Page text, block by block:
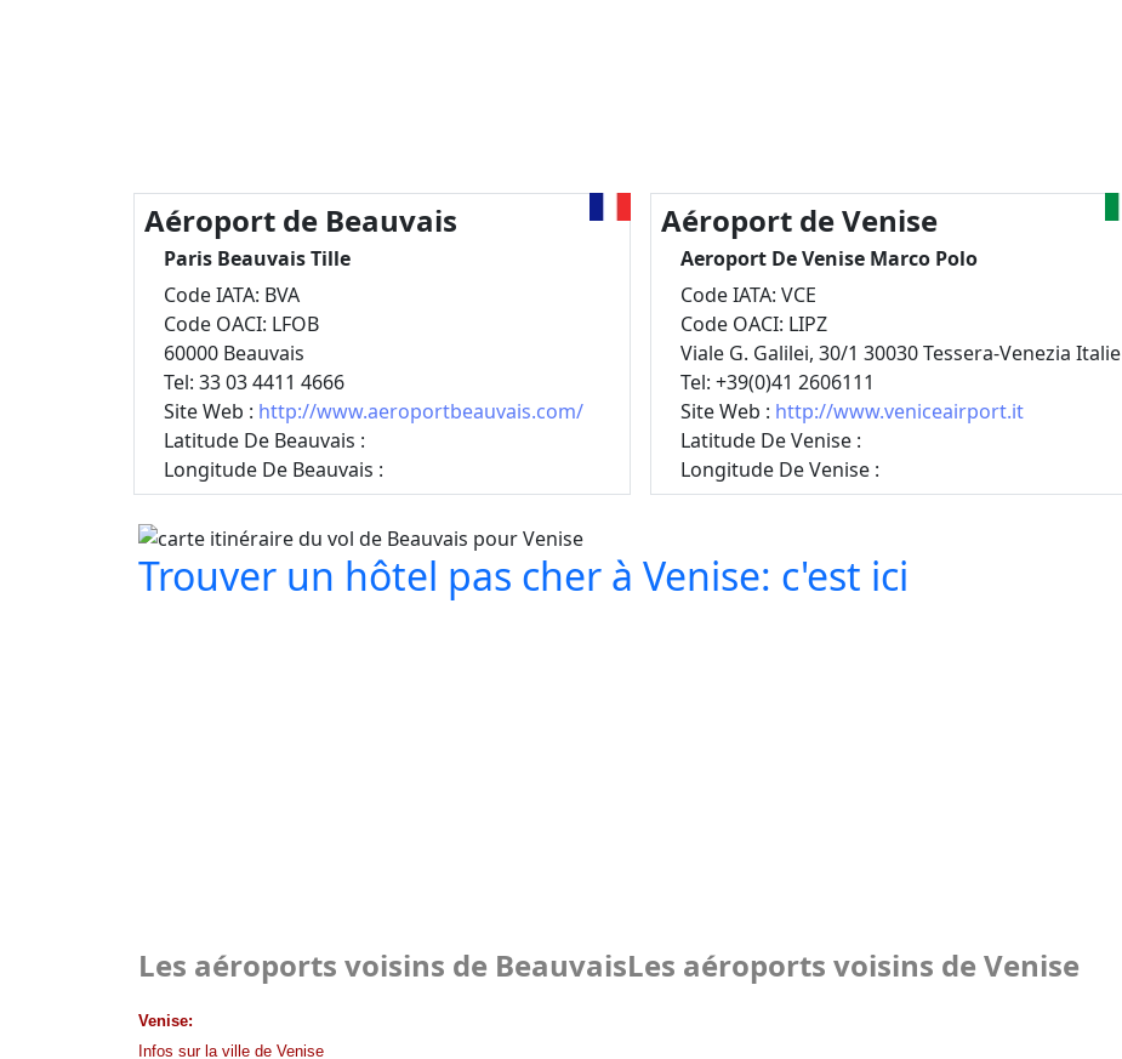
Aéroport de Beauvais
Paris Beauvais Tille
Code IATA: BVA
Code OACI: LFOB
60000 Beauvais
Tel: 33 03 4411 4666
Site Web : http://www.aeroportbeauvais.com/
Latitude De Beauvais :
Longitude De Beauvais :
Aéroport de Venise
Aeroport De Venise Marco Polo
Code IATA: VCE
Code OACI: LIPZ
Viale G. Galilei, 30/1 30030 Tessera-Venezia Italie
Tel: +39(0)41 2606111
Site Web : http://www.veniceairport.it
Latitude De Venise :
Longitude De Venise :
Trouver un hôtel pas cher à Venise: c'est ici
Les aéroports voisins de BeauvaisLes aéroports voisins de Venise
Venise:
Infos sur la ville de Venise